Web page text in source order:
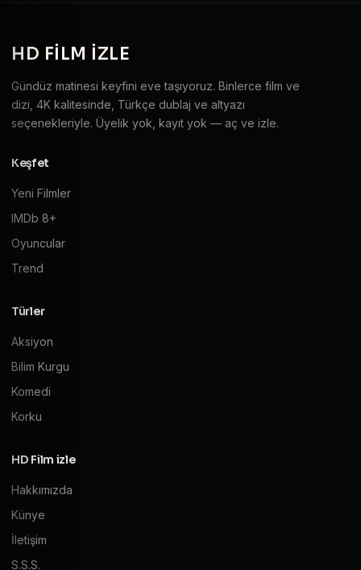
HD FILM IZLE
Gündüz matinesi keyfini eve taşıyoruz. Binlerce film ve
dizi, 4K kalitesinde, Türkçe dublaj ve altyazı
seçenekleriyle. Üyelik yok, kayıt yok — aç ve izle.
Keşfet
Yeni Filmler
IMDb 8+
Oyuncular
Trend
Türler
Aksiyon
Bilim Kurgu
Komedi
Korku
HD Film izle
Hakkımızda
Künye
İletişim
S.S.S.